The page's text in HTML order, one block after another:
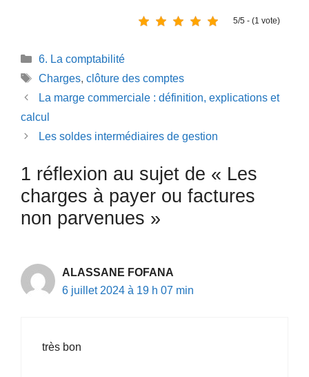
5/5 - (1 vote)
Catégories
6. La comptabilité
Étiquettes
Charges, clôture des comptes
La marge commerciale : définition, explications et
calcul
Les soldes intermédiaires de gestion
1 réflexion au sujet de « Les
charges à payer ou factures
non parvenues »
ALASSANE FOFANA
6 juillet 2024 à 19 h 07 min
très bon